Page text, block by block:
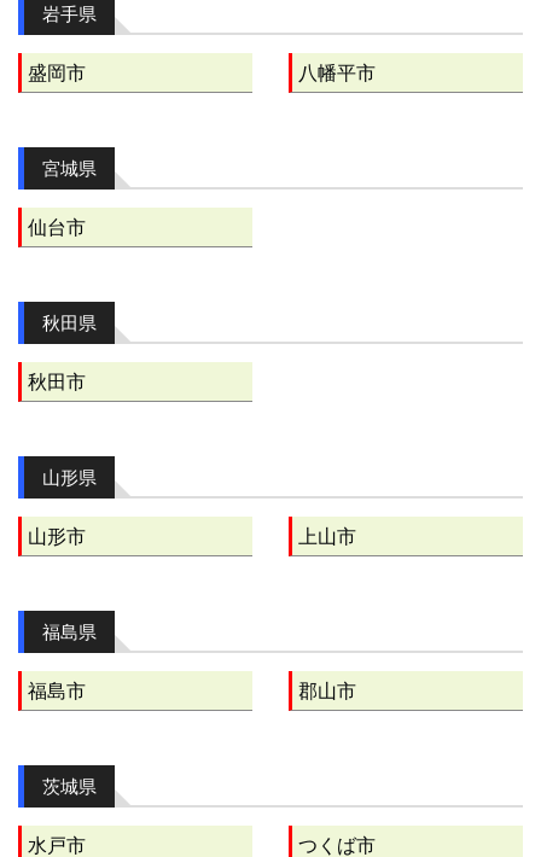
岩手県
盛岡市 八幡平市
宮城県
仙台市
秋田県
秋田市
山形県
山形市 上山市
福島県
福島市 郡山市
茨城県
水戸市 つくば市